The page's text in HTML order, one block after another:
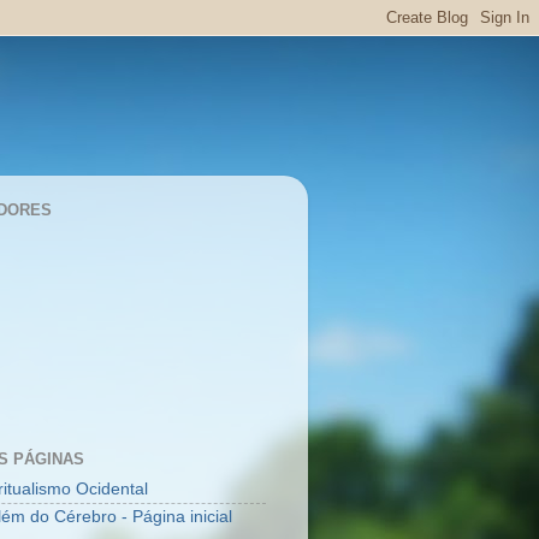
PÁGINAS
Ocidental
do Cérebro - Página inicial